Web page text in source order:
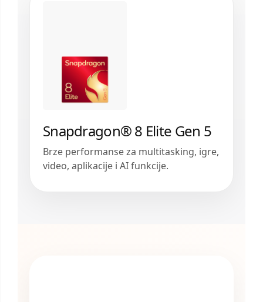
Snapdragon® 8 Elite Gen 5
Brze performanse za multitasking, igre,
video, aplikacije i AI funkcije.